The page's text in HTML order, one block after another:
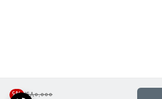
۴۸۰٬۰۰۰ 6%